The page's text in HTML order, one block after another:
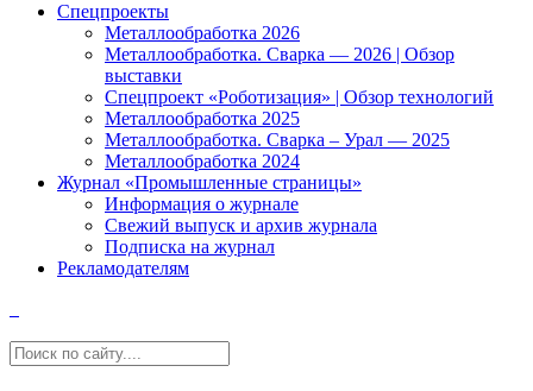
Спецпроекты
Металлообработка 2026
Металлообработка. Сварка — 2026 | Обзор
выставки
Спецпроект «Роботизация» | Обзор технологий
Металлообработка 2025
Металлообработка. Сварка – Урал — 2025
Металлообработка 2024
Журнал «Промышленные страницы»
Информация о журнале
Свежий выпуск и архив журнала
Подписка на журнал
Рекламодателям